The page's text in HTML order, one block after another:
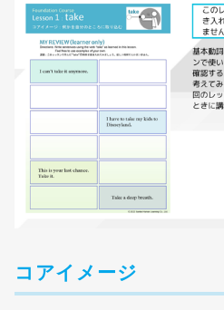
コアイメージ